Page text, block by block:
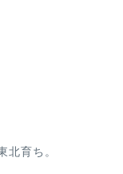
育ち。